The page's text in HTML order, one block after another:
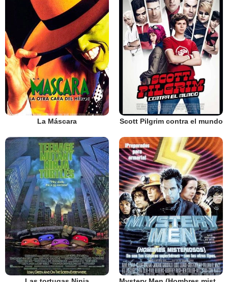
La Máscara Scott Pilgrim contra el mundo